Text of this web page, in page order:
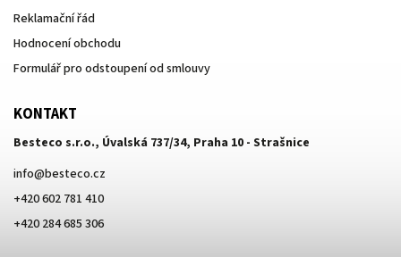
Reklamační řád
Hodnocení obchodu
Formulář pro odstoupení od smlouvy
KONTAKT
Besteco s.r.o., Úvalská 737/34, Praha 10 - Strašnice
info@besteco.cz
+420 602 781 410
+420 284 685 306